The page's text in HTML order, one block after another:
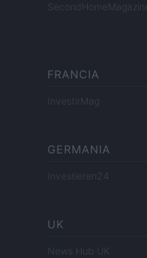
SecondHomeMagazine
FRANCIA
InvestirMag
GERMANIA
Investieren24
UK
News Hub UK